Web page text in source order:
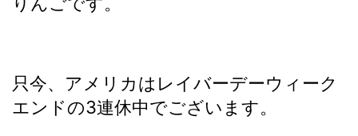
只今、アメリカはレイバーデーウィーク
エンドの3連休中でございます。